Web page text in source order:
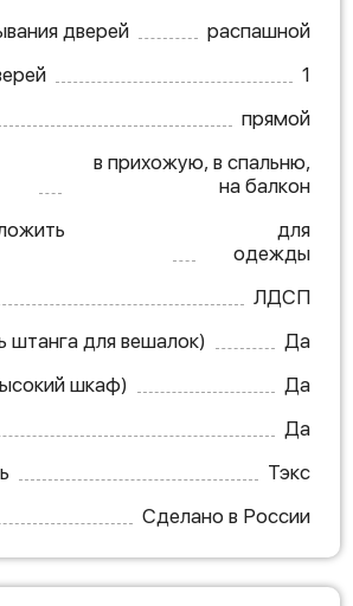
дверей
распашной
1
прямой
в прихожую, в спальню,
на балкон
для
одежды
ЛДСП
штанга для вешалок)
Да
шкаф)
Да
Да
Тэкс
Сделано в России